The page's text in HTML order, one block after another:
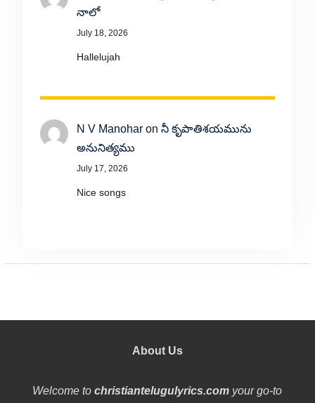
నాలో
July 18, 2026
Hallelujah
N V Manoharon నీ కృపాతిశయమును
అనునిత్యము
July 17, 2026
Nice songs
About Us
Welcome tochristiantelugulyrics.com your go-to